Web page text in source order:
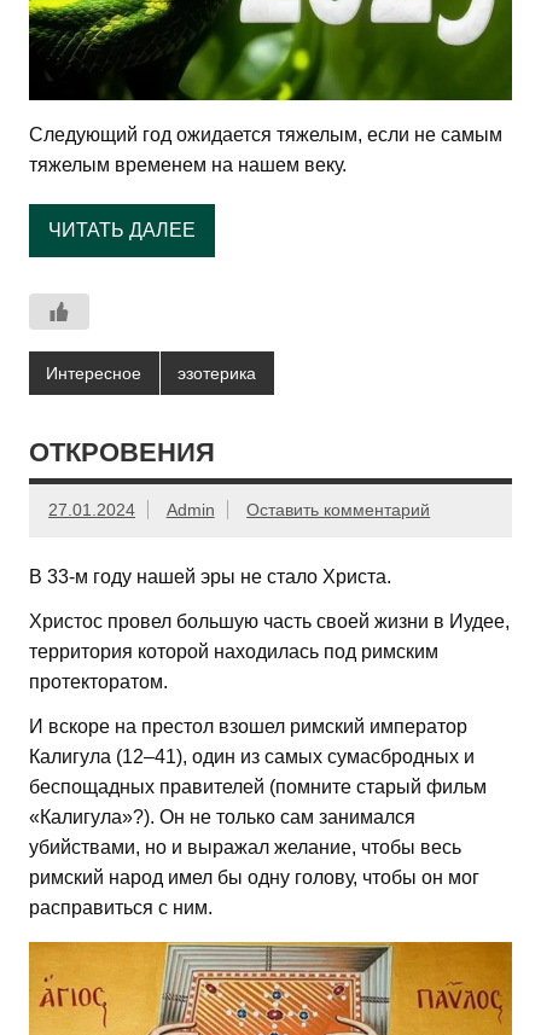
Следующий год ожидается тяжелым, если не самым
тяжелым временем на нашем веку.
ЧИТАТЬ ДАЛЕЕ
Интересное эзотерика
ОТКРОВЕНИЯ
27.01.2024 Admin Оставить комментарий
В 33-м году нашей эры не стало Христа.
Христос провел большую часть своей жизни в Иудее,
территория которой находилась под римским
протекторатом.
И вскоре на престол взошел римский император
Калигула (12–41), один из самых сумасбродных и
беспощадных правителей (помните старый фильм
«Калигула»?). Он не только сам занимался
убийствами, но и выражал желание, чтобы весь
римский народ имел бы одну голову, чтобы он мог
расправиться с ним.